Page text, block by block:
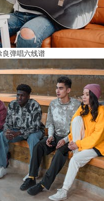
弹唱六线谱